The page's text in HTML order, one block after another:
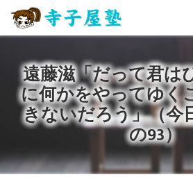
遠藤滋「だって君は
に何かをやってゆく
きないだろう」（今
の93）